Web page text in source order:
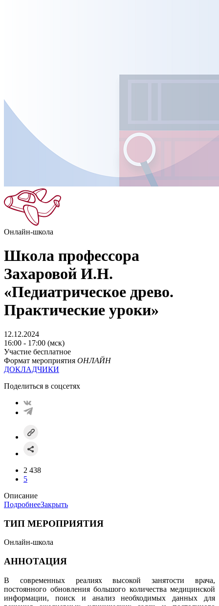
Онлайн-школа
Школа профессора
Захаровой И.Н.
«Педиатрическое древо.
Практические уроки»
12.12.2024
16:00 - 17:00 (мск)
Участие бесплатное
Формат мероприятия ОНЛАЙН
ДОКЛАДЧИКИ
Поделиться в соцсетях
2 438
5
Описание
ПодробнееЗакрыть
ТИП МЕРОПРИЯТИЯ
Онлайн-школа
АННОТАЦИЯ
В современных реалиях высокой занятости врача,
постоянного обновления большого количества медицинской
информации, поиск и анализ необходимых данных для